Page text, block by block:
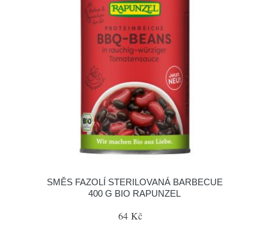
SMĚS FAZOLÍ STERILOVANÁ BARBECUE
400 G BIO RAPUNZEL
64 Kč